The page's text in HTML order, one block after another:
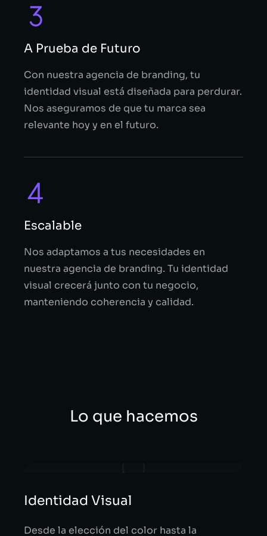
A Prueba de Futuro
Con nuestra agencia de branding, tu
identidad visual está diseñada para perdurar.
Nos aseguramos de que tu marca sea
relevante hoy y en el futuro.
Escalable
Nos adaptamos a tus necesidades en
nuestra agencia de branding. Tu identidad
visual crecerá junto con tu negocio,
manteniendo coherencia y calidad.
Lo que hacemos
Identidad Visual
Desde la elección del color hasta la